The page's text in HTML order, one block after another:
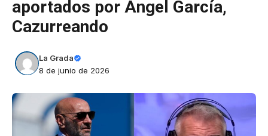
aportados por Ángel García,
Cazurreando
La Grada
8 de junio de 2026